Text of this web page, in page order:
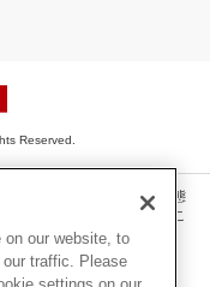
Reserved.
動画・音声等を、手段や形態
転載、ファイル化などするこ
場合があります。
on our website, to
traffic. Please